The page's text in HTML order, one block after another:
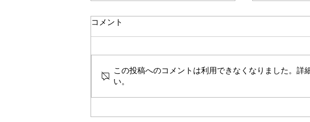
某玩具店
コメント
この投稿へのコメントは利用できなくなりました。詳
い。